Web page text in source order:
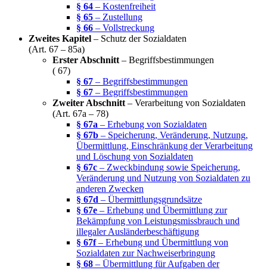
§ 64 – Kostenfreiheit
§ 65 – Zustellung
§ 66 – Vollstreckung
Zweites Kapitel – Schutz der Sozialdaten
(Art. 67 – 85a)
Erster Abschnitt – Begriffsbestimmungen
( 67)
§ 67 – Begriffsbestimmungen
§ 67 – Begriffsbestimmungen
Zweiter Abschnitt – Verarbeitung von Sozialdaten
(Art. 67a – 78)
§ 67a – Erhebung von Sozialdaten
§ 67b – Speicherung, Veränderung, Nutzung,
Übermittlung, Einschränkung der Verarbeitung
und Löschung von Sozialdaten
§ 67c – Zweckbindung sowie Speicherung,
Veränderung und Nutzung von Sozialdaten zu
anderen Zwecken
§ 67d – Übermittlungsgrundsätze
§ 67e – Erhebung und Übermittlung zur
Bekämpfung von Leistungsmissbrauch und
illegaler Ausländerbeschäftigung
§ 67f– Erhebung und Übermittlung von
Sozialdaten zur Nachweiserbringung
§ 68 – Übermittlung für Aufgaben der